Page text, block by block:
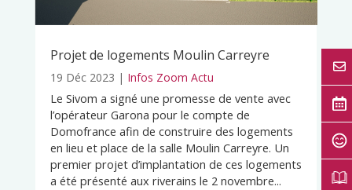
Projet de logements Moulin Carreyre
19 Déc 2023 | Infos Zoom Actu
Le Sivom a signé une promesse de vente avec
l’opérateur Garona pour le compte de
Domofrance afin de construire des logements
en lieu et place de la salle Moulin Carreyre. Un
premier projet d’implantation de ces logements
a été présenté aux riverains le 2 novembre...